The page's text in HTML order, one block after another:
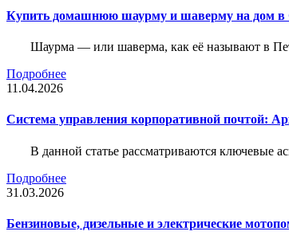
Купить домашнюю шаурму и шаверму на дом в
Шаурма — или шаверма, как её называют в
Подробнее
11.04.2026
Система управления корпоративной почтой:
В данной статье рассматриваются ключевые
Подробнее
31.03.2026
Бензиновые, дизельные и электрические